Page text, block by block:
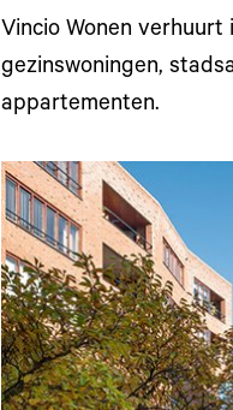
Vincio Wonen
gezinswoningen,
appartementen.